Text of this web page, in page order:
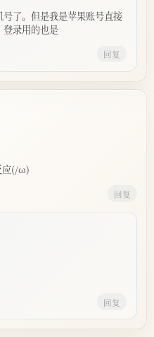
了。但是我是苹果账号直接
登录用的也是
回复
应(/ω)
回复
回复